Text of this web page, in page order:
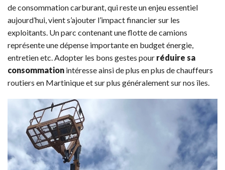
de consommation carburant, qui reste un enjeu essentiel
aujourd’hui, vient s’ajouter l’impact financier sur les
exploitants. Un parc contenant une flotte de camions
représente une dépense importante en budget énergie,
entretien etc. Adopter les bons gestes pour réduire sa
consommation intéresse ainsi de plus en plus de chauffeurs
routiers en Martinique et sur plus généralement sur nos îles.